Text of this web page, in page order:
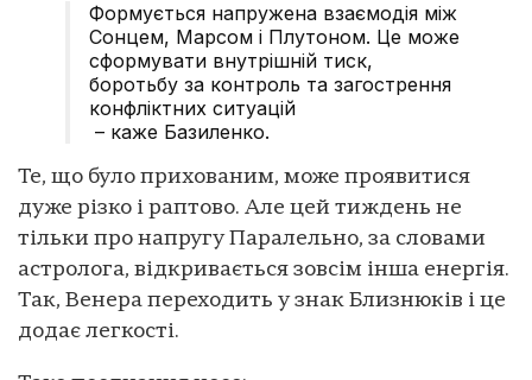
Формується напружена взаємодія між
Сонцем, Марсом і Плутоном. Це може
сформувати внутрішній тиск,
боротьбу за контроль та загострення
конфліктних ситуацій
– каже Базиленко.
Те, що було прихованим, може проявитися
дуже різко і раптово. Але цей тиждень не
тільки про напругу Паралельно, за словами
астролога, відкривається зовсім інша енергія.
Так, Венера переходить у знак Близнюків і це
додає легкості.